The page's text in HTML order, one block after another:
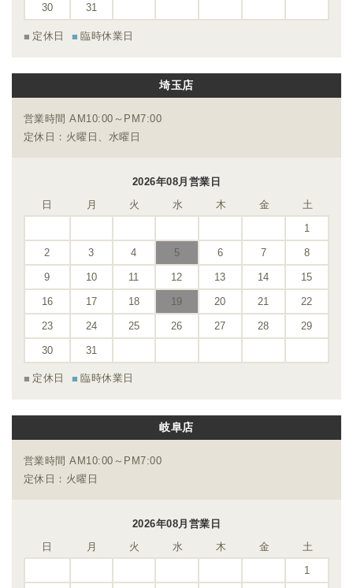
30 31
定休日 臨時休業日
埼玉店
営業時間 AM10:00～PM7:00
定休日：火曜日、水曜日
2026年08月営業日
日
月 火 水 木 金
土
1
2 3 4 5 6 7 8
9 10 11 12 13 14 15
16 17 18 19 20 21 22
23 24 25 26 27 28 29
30 31
定休日 臨時休業日
岐阜店
営業時間 AM10:00～PM7:00
定休日：火曜日
2026年08月営業日
日
月 火 水 木 金
土
1